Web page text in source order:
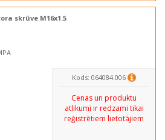
skrūve M16x1.5
Kods: 064084.006
Cenas un produktu
atlikumi ir redzami tikai
reģistrētiem lietotājiem